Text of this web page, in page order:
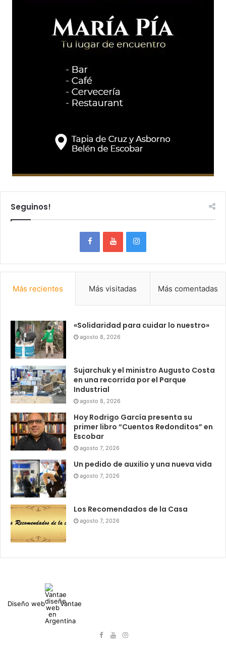
Seguinos!
Más recientes Más visitadas Más comentadas
«Solidaridad para cuidar lo nuestro»
agosto 8, 2026
Sujarchuk y el ministro Augusto Costa
en una recorrida por el Parque
Industrial
agosto 8, 2026
Hoy Rodrigo García presenta su
primer libro “Cuentos Redonditos” en
Escobar
agosto 7, 2026
Un pedido de auxilio y una nueva vida
agosto 7, 2026
Los Recomendados de la Casa
agosto 7, 2026
Diseño web Vantae